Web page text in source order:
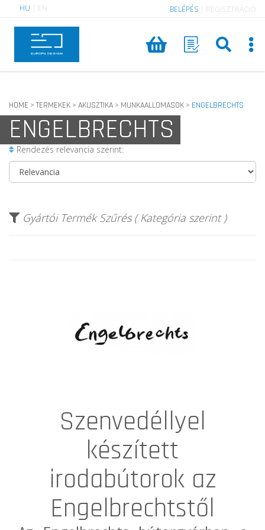
HU EN BELÉPÉS REGISZTRÁCIÓ
HOME > TERMEKEK > AKUSZTIKA > MUNKAALLOMASOK > ENGELBRECHTS
ENGELBRECHTS
Rendezés relevancia szerint:
Gyártói Termék Szűrés ( Kategória szerint )
Szenvedéllyel
készített
irodabútorok az
Engelbrechtstől